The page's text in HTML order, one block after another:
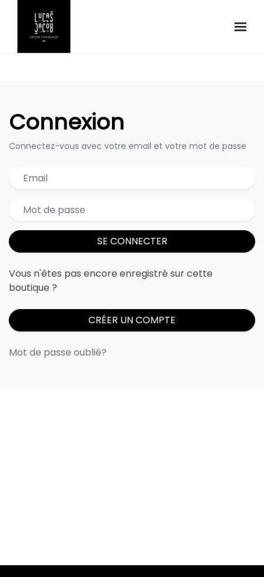
Connexion
Connectez-vous avec votre email et votre mot de passe
SE CONNECTER
Vous n'êtes pas encore enregistré sur cette
boutique ?
CRÉER UN COMPTE
Mot de passe oublié?